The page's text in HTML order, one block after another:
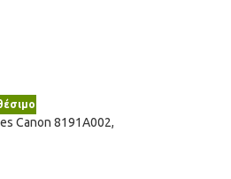
Canon 8191A002,